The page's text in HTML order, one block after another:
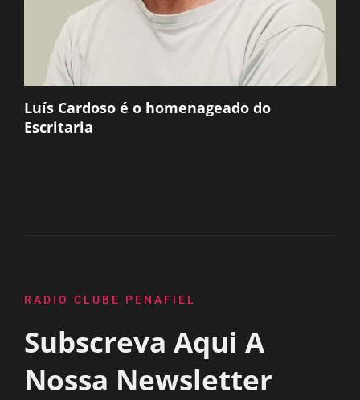
Luís Cardoso é o homenageado do
Escritaria
RADIO CLUBE PENAFIEL
Subscreva Aqui A
Nossa Newsletter